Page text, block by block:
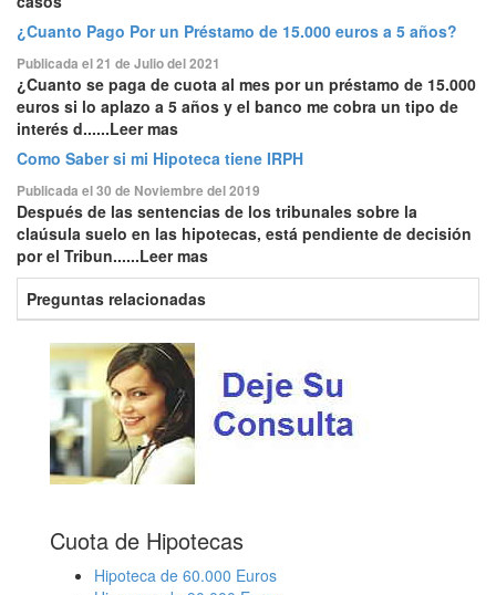
¿Cuanto Pago Por un Préstamo de 15.000 euros a 5 años?
Publicada el 21 de Julio del 2021
¿Cuanto se paga de cuota al mes por un préstamo de 15.000
euros si lo aplazo a 5 años y el banco me cobra un tipo de
interés d......Leer mas
Como Saber si mi Hipoteca tiene IRPH
Publicada el 30 de Noviembre del 2019
Después de las sentencias de los tribunales sobre la
claúsula suelo en las hipotecas, está pendiente de decisión
por el Tribun......Leer mas
Preguntas relacionadas
Cuota de Hipotecas
Hipoteca de 60.000 Euros